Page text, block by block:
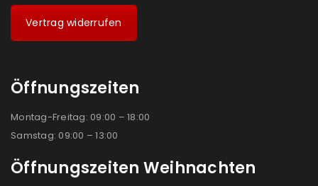
Vertrag widerrufen
Öffnungszeiten
Montag-Freitag: 09:00 – 18:00
Samstag: 09:00 – 13:00
Öffnungszeiten Weihnachten